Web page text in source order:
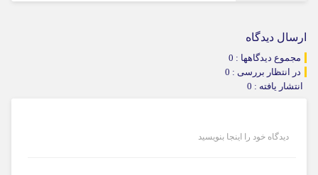
ارسال دیدگاه
مجموع دیدگاهها : 0
در انتظار بررسی : 0
انتشار یافته : 0
دیدگاه خود را اینجا بنویسید